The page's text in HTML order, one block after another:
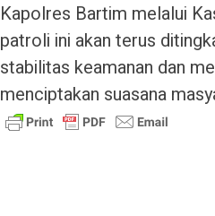
Kapolres Bartim melalui
patroli ini akan terus
stabilitas keamanan dan
menciptakan suasana